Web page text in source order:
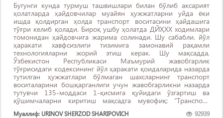
Бугунги кунда турмуш ташвишлари билан бўлиб аксарият
ҳолатларда ҳайдовчилар муайян ҳужжатларни уйда ёки
ишда қолдирган ҳолда транспорт воситасини ҳайдашига
тўғри келиб қолади. Бироқ ушбу ҳолатда ДЙҲХХ ходимлари
томонидан ҳайдовчига жарима солинади. Шу сабабли, йўл
ҳаракати хавфсизлиги тизимига замонавий рақамли
технологияларни жорий этиш керак. Шу мақсадда,
Ўзбекистон Республикаси Маъмурий жавобгарлик
тўғрисидаги кодексининг йўл ҳаракати қоидаларида назарда
тутилган ҳужжатлари бўлмаган шахсларнинг транспорт
воситаларини бошқарганлиги учун жавобгарликни назарда
тутувчи 135-моддаси 1-қисмига қуйидаги ўзгартиш ва
қўшимчаларни киритиш мақсадга мувофиқ: “Транспорт
Муаллиф: URINOV SHERZOD SHARIPOVICH 92939